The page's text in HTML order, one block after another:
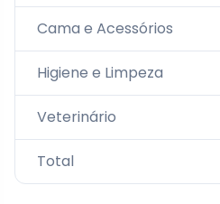
Cama e Acessórios
Higiene e Limpeza
Veterinário
Total